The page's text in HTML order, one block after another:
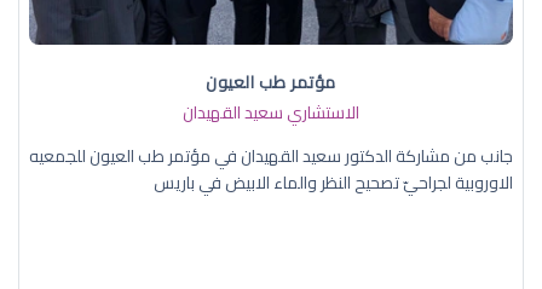
مؤتمر طب العيون
الاستشاري سعيد القهيدان
جانب من مشاركة الدكتور سعيد القهيدان في مؤتمر طب العيون للجمعيه
الاوروبية لجراحيّ تصحيح النظر والماء الابيض في باريس